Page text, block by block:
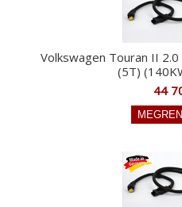
Volkswagen Touran II 2.0
(5T)
44